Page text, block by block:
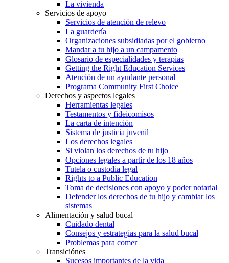
La vivienda
Servicios de apoyo
Servicios de atención de relevo
La guardería
Organizaciones subsidiadas por el gobierno
Mandar a tu hijo a un campamento
Glosario de especialidades y terapias
Getting the Right Education Services
Atención de un ayudante personal
Programa Community First Choice
Derechos y aspectos legales
Herramientas legales
Testamentos y fideicomisos
La carta de intención
Sistema de justicia juvenil
Los derechos legales
Si violan los derechos de tu hijo
Opciones legales a partir de los 18 años
Tutela o custodia legal
Rights to a Public Education
Toma de decisiones con apoyo y poder notarial
Defender los derechos de tu hijo y cambiar los
sistemas
Alimentación y salud bucal
Cuidado dental
Consejos y estrategias para la salud bucal
Problemas para comer
Transiciónes
Sucesos importantes de la vida